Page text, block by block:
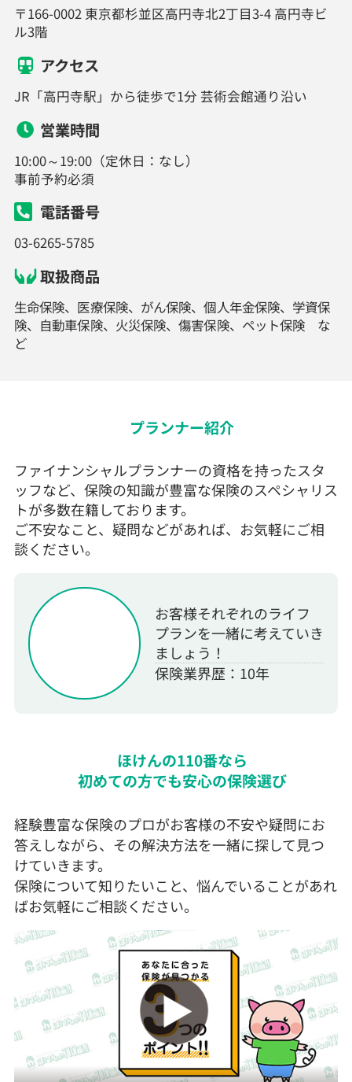
〒166-0002 東京都杉並区高円寺北2丁目3-4 高円寺ビ
ル3階
アクセス
JR「高円寺駅」から徒歩で1分 芸術会館通り沿い
営業時間
10:00～19:00（定休日：なし）
事前予約必須
電話番号
03-6265-5785
取扱商品
生命保険、医療保険、がん保険、個人年金保険、学資保
険、自動車保険、火災保険、傷害保険、ペット保険 な
ど
プランナー紹介
ファイナンシャルプランナーの資格を持ったスタ
ッフなど、保険の知識が豊富な保険のスペシャリス
トが多数在籍しております。
ご不安なこと、疑問などがあれば、お気軽にご相
談ください。
お客様それぞれのライフ
プランを一緒に考えていき
ましょう！
保険業界歴：10年
ほけんの110番なら
初めての方でも安心の保険選び
経験豊富な保険のプロがお客様の不安や疑問にお
答えしながら、その解決方法を一緒に探して見つ
けていきます。
保険について知りたいこと、悩んでいることがあれ
ばお気軽にご相談ください。